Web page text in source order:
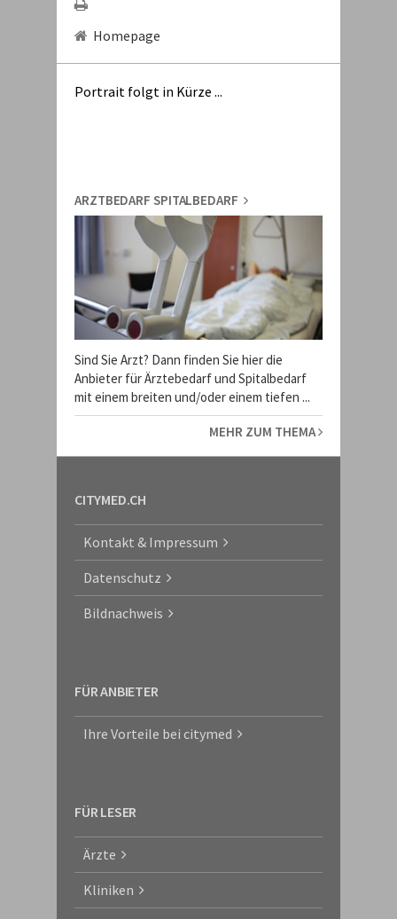
Homepage
Portrait folgt in Kürze ...
ARZTBEDARF SPITALBEDARF
Sind Sie Arzt? Dann finden Sie hier die
Anbieter für Ärztebedarf und Spitalbedarf
mit einem breiten und/oder einem tiefen ...
MEHR ZUM THEMA
CITYMED.CH
Kontakt & Impressum
Datenschutz
Bildnachweis
FÜR ANBIETER
Ihre Vorteile bei citymed
FÜR LESER
Ärzte
Kliniken